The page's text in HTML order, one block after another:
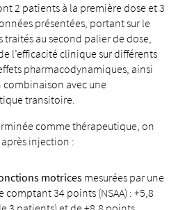
2 patients à la première dose et 3
présentées, portant sur le
au second palier de dose,
l’efficacité clinique sur différents
pharmacodynamiques, ainsi
avec une
transitoire.
comme thérapeutique, on
injection :
motrices mesurées par une
34 points (NSAA) : +5,8